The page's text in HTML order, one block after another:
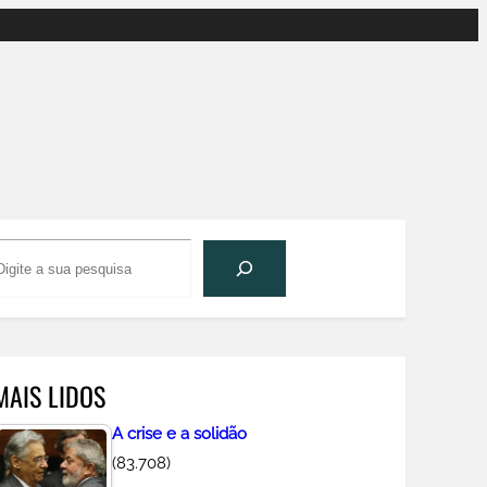
LIDOS
A crise e a solidão
(83.708)